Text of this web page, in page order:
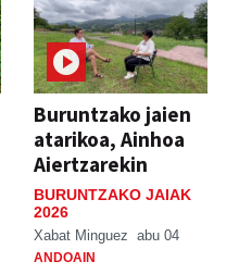
Buruntzako jaien
atarikoa, Ainhoa
Aiertzarekin
BURUNTZAKO JAIAK
2026
Xabat Minguez abu 04
ANDOAIN